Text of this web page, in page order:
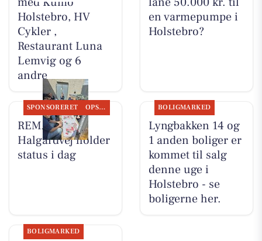
Holstebro, HV
Cykler ,
Restaurant Luna
Lemvig og 6
andre
en varmepumpe i
Holstebro?
SPONSORERET OPSLAGSTAVLEN
REMA 1000
Halgårdvej holder
status i dag
BOLIGMARKED
Lyngbakken 14 og
1 anden boliger er
kommet til salg
denne uge i
Holstebro - se
boligerne her.
BOLIGMARKED